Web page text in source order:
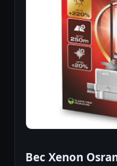
Bec Xenon